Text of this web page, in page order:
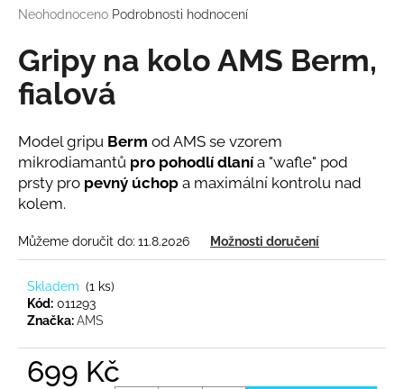
Průměrné
produktu
je
0,0
hvězdiček.
Neohodnoceno Podrobnosti hodnocení
Gripy na kolo AMS Berm,
fialová
Model gripu Berm od AMS se vzorem
mikrodiamantů pro pohodlí dlanía "wafle" pod
prsty pro pevný úchop a maximální kontrolu nad
kolem.
Můžeme doručit do: 11.8.2026 Možnosti doručení
Skladem (1 ks)
Kód: 011293
Značka:AMS
699 Kč
a
j
í
t
D
o
p
o